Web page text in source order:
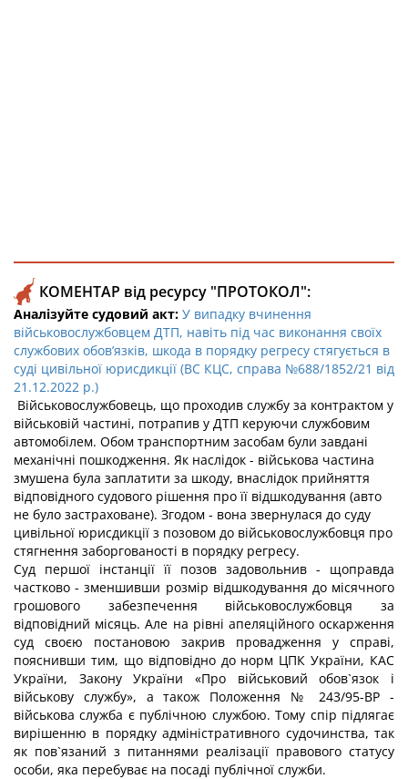
КОМЕНТАР від ресурсу "ПРОТОКОЛ":
Аналізуйте судовий акт: У випадку вчинення
військовослужбовцем ДТП, навіть під час виконання своїх
службових обов’язків, шкода в порядку регресу стягується в
суді цивільної юрисдикції (ВС КЦС, справа №688/1852/21 від
21.12.2022 р.)
Військовослужбовець, що проходив службу за контрактом у
військовій частині, потрапив у ДТП керуючи службовим
автомобілем. Обом транспортним засобам були завдані
механічні пошкодження. Як наслідок - військова частина
змушена була заплатити за шкоду, внаслідок прийняття
відповідного судового рішення про її відшкодування (авто
не було застраховане). Згодом - вона звернулася до суду
цивільної юрисдикції з позовом до військовослужбовця про
стягнення заборгованості в порядку регресу.
Суд першої інстанції її позов задовольнив - щоправда
частково - зменшивши розмір відшкодування до місячного
грошового забезпечення військовослужбовця за
відповідний місяць. Але на рівні апеляційного оскарження
суд своєю постановою закрив провадження у справі,
пояснивши тим, що відповідно до норм ЦПК України, КАС
України, Закону України «Про військовий обов`язок і
військову службу», а також Положення № 243/95-ВР -
військова служба є публічною службою. Тому спір підлягає
вирішенню в порядку адміністративного судочинства, так
як пов`язаний з питаннями реалізації правового статусу
особи, яка перебуває на посаді публічної служби.